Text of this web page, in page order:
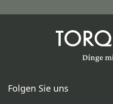
Folgen Sie uns